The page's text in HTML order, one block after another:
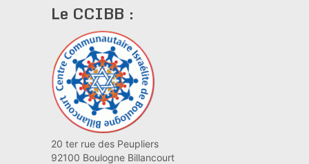
Le CCIBB :
20 ter rue des Peupliers
92100 Boulogne Billancourt